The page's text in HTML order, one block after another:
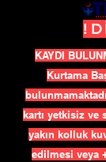
KAYDI
Kurtama
kartı yetkisiz ve
yakın kolluk
edilmesi veya